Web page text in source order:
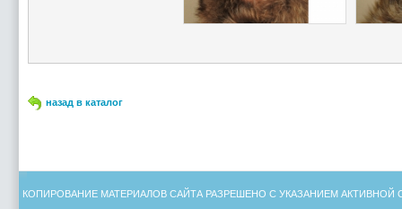
назад в каталог
КОПИРОВАНИЕ МАТЕРИАЛОВ САЙТА РАЗРЕШЕНО С УКАЗАНИЕМ АКТИВНОЙ